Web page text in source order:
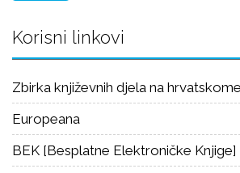
Korisni linkovi
Zbirka književnih djela na
Europeana
BEK [Besplatne Elektroničke Knjige]